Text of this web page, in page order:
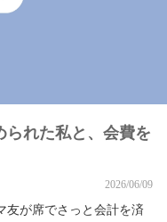
られた私と、会費を
2026/06/09
友が席でさっと会計を済